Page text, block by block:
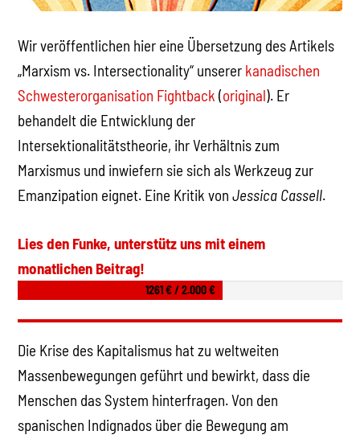
Wir veröffentlichen hier eine Übersetzung des Artikels
„Marxism vs. Intersectionality“ unserer kanadischen
Schwesterorganisation Fightback (original). Er
behandelt die Entwicklung der
Intersektionalitätstheorie, ihr Verhältnis zum
Marxismus und inwiefern sie sich als Werkzeug zur
Emanzipation eignet. Eine Kritik vonJessica Cassell.
Lies den Funke, unterstütz uns mit einem
monatlichen Beitrag!
1261 € / 2.000 €
Die Krise des Kapitalismus hat zu weltweiten
Massenbewegungen geführt und bewirkt, dass die
Menschen das System hinterfragen. Von den
spanischen Indignados über die Bewegung am